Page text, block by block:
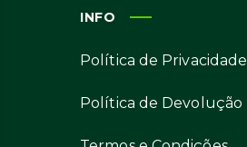
INFO
Política de Privacidade
Política de Devolução